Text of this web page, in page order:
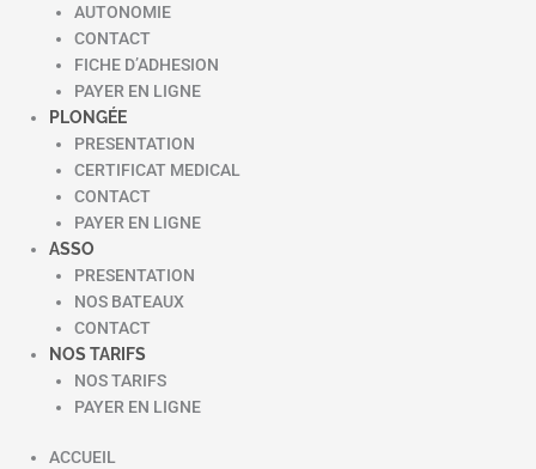
AUTONOMIE
CONTACT
FICHE D’ADHESION
PAYER EN LIGNE
PLONGÉE
PRESENTATION
CERTIFICAT MEDICAL
CONTACT
PAYER EN LIGNE
ASSO
PRESENTATION
NOS BATEAUX
CONTACT
NOS TARIFS
NOS TARIFS
PAYER EN LIGNE
ACCUEIL